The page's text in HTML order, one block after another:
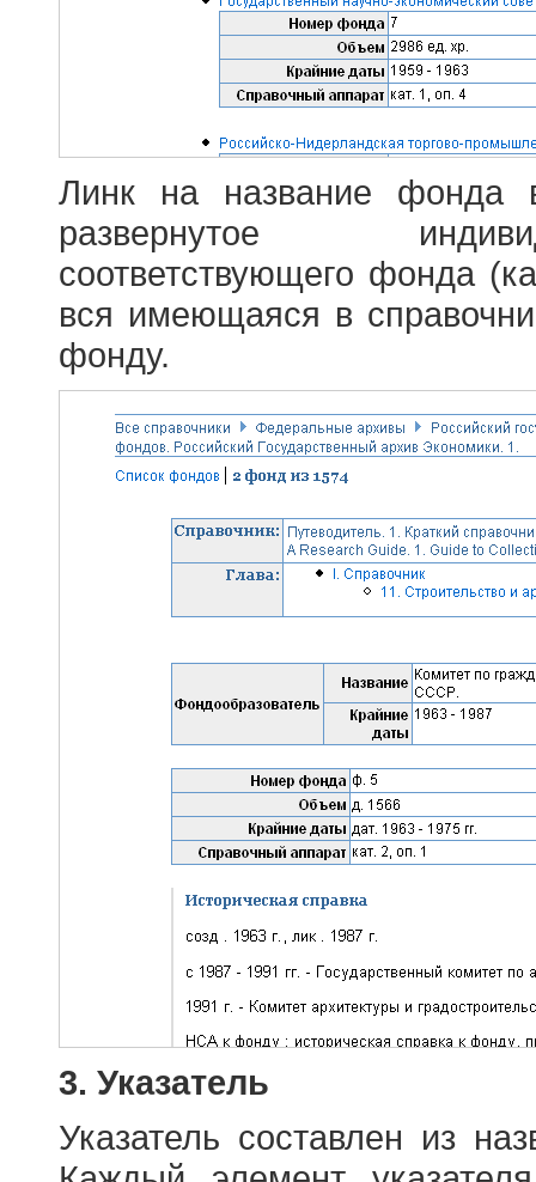
Линк на название фонда
развернутое
соответствующего фонда
вся имеющаяся в
фонду.
3. Указатель
Указатель составлен из